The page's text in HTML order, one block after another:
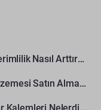
Maden Ocaklarında Operasyonel Verimlilik Nasıl Arttırılır?
Müteahhitler İçin Toptan İnşaat Malzemesi Satın Alma Rehberi